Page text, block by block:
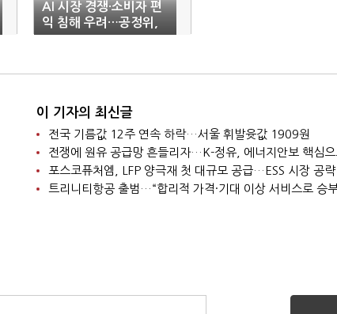
AI 시장 경쟁·소비자 편
익 침해 우려…공정위,
제도 개선 추진
이 기자의 최신글
전국 기름값 12주 연속 하락…서울 휘발윳값 1909원
포스코퓨처엠, LFP 양극재 첫 대규모 공급…ESS 시장 공략
트리니티항공 출범…“합리적 가격·기대 이상 서비스로 승